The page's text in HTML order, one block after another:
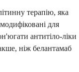
терапію, яка
для
антитіло-ліки
ніж белантамаб